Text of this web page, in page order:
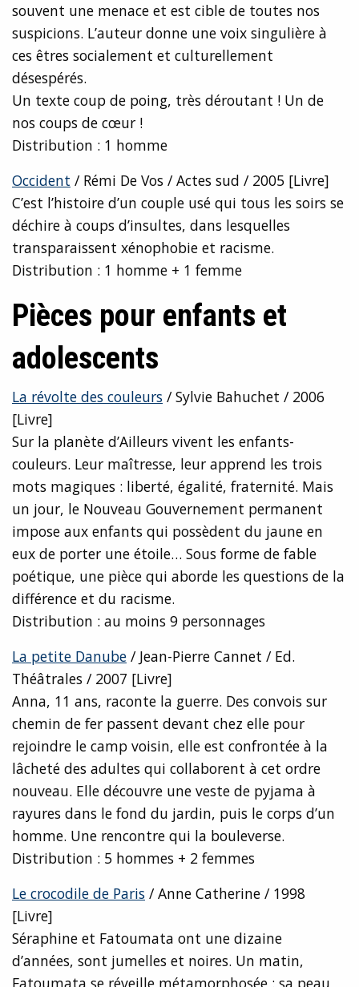
souvent une menace et est cible de toutes nos
suspicions. L’auteur donne une voix singulière à
ces êtres socialement et culturellement
désespérés.
Un texte coup de poing, très déroutant ! Un de
nos coups de cœur !
Distribution : 1 homme
Occident / Rémi De Vos / Actes sud / 2005 [Livre]
C’est l’histoire d’un couple usé qui tous les soirs se
déchire à coups d’insultes, dans lesquelles
transparaissent xénophobie et racisme.
Distribution : 1 homme + 1 femme
Pièces pour enfants et
adolescents
La révolte des couleurs / Sylvie Bahuchet / 2006
[Livre]
Sur la planète d’Ailleurs vivent les enfants-
couleurs. Leur maîtresse, leur apprend les trois
mots magiques : liberté, égalité, fraternité. Mais
un jour, le Nouveau Gouvernement permanent
impose aux enfants qui possèdent du jaune en
eux de porter une étoile… Sous forme de fable
poétique, une pièce qui aborde les questions de la
différence et du racisme.
Distribution : au moins 9 personnages
La petite Danube / Jean-Pierre Cannet / Ed.
Théâtrales / 2007 [Livre]
Anna, 11 ans, raconte la guerre. Des convois sur
chemin de fer passent devant chez elle pour
rejoindre le camp voisin, elle est confrontée à la
lâcheté des adultes qui collaborent à cet ordre
nouveau. Elle découvre une veste de pyjama à
rayures dans le fond du jardin, puis le corps d’un
homme. Une rencontre qui la bouleverse.
Distribution : 5 hommes + 2 femmes
Le crocodile de Paris / Anne Catherine / 1998
[Livre]
Séraphine et Fatoumata ont une dizaine
d’années, sont jumelles et noires. Un matin,